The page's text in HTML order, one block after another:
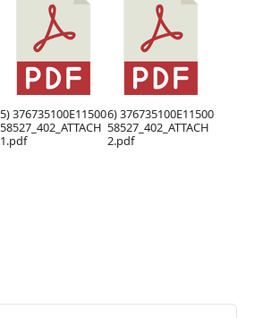
5) 376735100E11500
58527_402_ATTACH
1.pdf
6) 376735100E11500
58527_402_ATTACH
2.pdf